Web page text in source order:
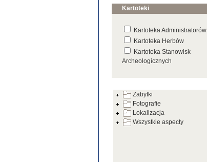
Kartoteki
Kartoteka Administratorów
Kartoteka Herbów
Kartoteka Stanowisk
Archeologicznych
Zabytki
Fotografie
Lokalizacja
Wszystkie aspecty